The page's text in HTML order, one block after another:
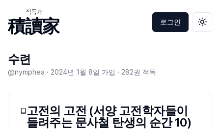
積讀家
적독가
로그인 테마
수련
@nymphea · 2024년 1월 8일 가입 · 282권 적독
고전의 고전 (서양 고전학자들이
들려주는 문사철 탄생의 순간 10)